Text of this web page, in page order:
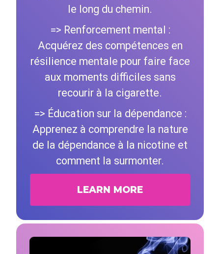
le long du chemin.
=> Renforcement mental :
Acquérez des compétences en
résilience mentale pour faire face
aux moments difficiles sans
recourir à la cigarette.
=> Éducation sur la dépendance :
Apprenez à comprendre la nature
de la dépendance à la nicotine et
comment la surmonter.
LEARN MORE